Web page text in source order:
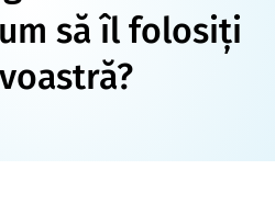
să îl folosiți